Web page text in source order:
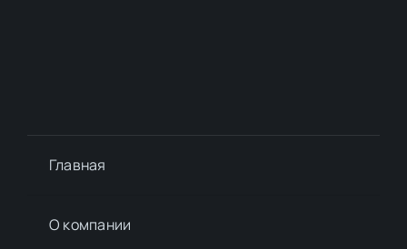
Главная
О компании